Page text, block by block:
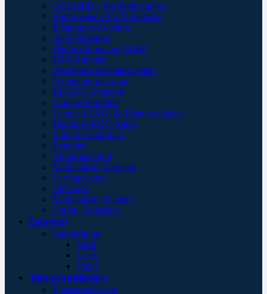
GOLMED – the better choice
Kabelsysteme für Monitoring
Beatmungs-Zubehör
SpO²-Messung
Blutdruckmessung NIBP
HZV-Zubehör
Druckinfusionsmanschetten
Temperaturmessung
BIS-EEG-Zubehör
Einweg-Produkte
Langzeit-EKG- & Telemetriekabel
Diagnose-EKG-Kabel
Einmal-Elektroden
Batterien
Akkumulatoren
Medizinische Lampen
Laryngoskope
Otoskope
Medizinische Papiere
Geräte / Sonstiges
Zahnarzt
Handschuhe
Nitril
Latex
Vinyl
Taktische Medizin
Einsatzrucksäcke